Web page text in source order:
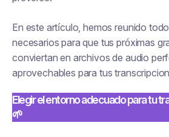
En este artículo, hemos reunido
necesarios para que tus próximas
conviertan en archivos de audio
aprovechables para tus
Elegir el entorno adecuado para tu
🌱